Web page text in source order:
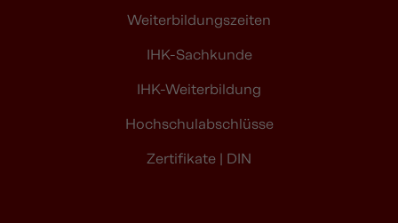
Weiterbildungszeiten
IHK-Sachkunde
IHK-Weiterbildung
Hochschulabschlüsse
Zertifikate | DIN